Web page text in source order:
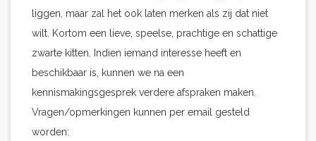
liggen, maar zal het ook laten merken als zij dat niet
wilt. Kortom een lieve, speelse, prachtige en schattige
zwarte kitten. Indien iemand interesse heeft en
beschikbaar is, kunnen we na een
kennismakingsgesprek verdere afspraken maken.
Vragen/opmerkingen kunnen per email gesteld
worden: